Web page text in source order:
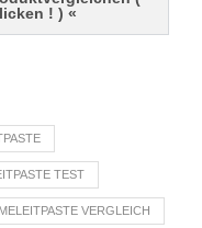
! ) «
TEST
VERGLEICH